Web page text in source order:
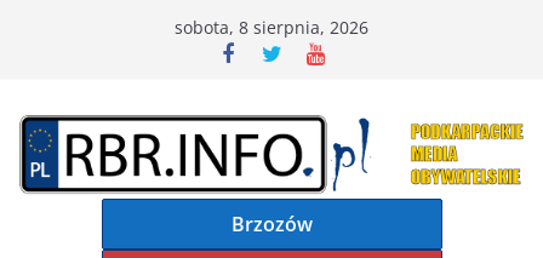
sobota, 8 sierpnia, 2026
Brzozów